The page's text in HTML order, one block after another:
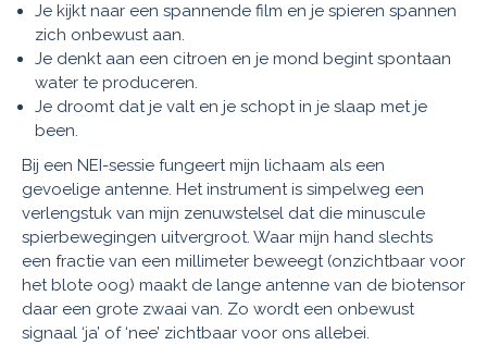
Je kijkt naar een spannende film en je spieren spannen
zich onbewust aan.
Je denkt aan een citroen en je mond begint spontaan
water te produceren.
Je droomt dat je valt en je schopt in je slaap met je
been.
Bij een NEI-sessie fungeert mijn lichaam als een
gevoelige antenne. Het instrument is simpelweg een
verlengstuk van mijn zenuwstelsel dat die minuscule
spierbewegingen uitvergroot. Waar mijn hand slechts
een fractie van een millimeter beweegt (onzichtbaar voor
het blote oog) maakt de lange antenne van de biotensor
daar een grote zwaai van. Zo wordt een onbewust
signaal ‘ja’ of ‘nee’ zichtbaar voor ons allebei.